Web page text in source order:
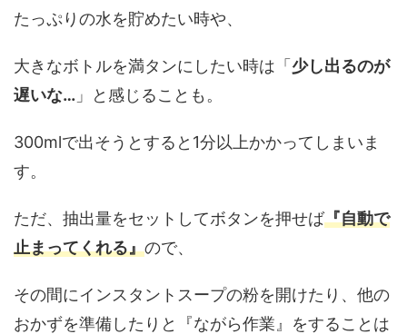
たっぷりの水を貯めたい時や、
大きなボトルを満タンにしたい時は「少し出るのが
遅いな… 」と感じることも。
300mlで出そうとすると1分以上かかってしまいま
す。
ただ、抽出量をセットしてボタンを押せば『自動で
止まってくれる』ので、
その間にインスタントスープの粉を開けたり、他の
おかずを準備したりと『ながら作業』をすることは